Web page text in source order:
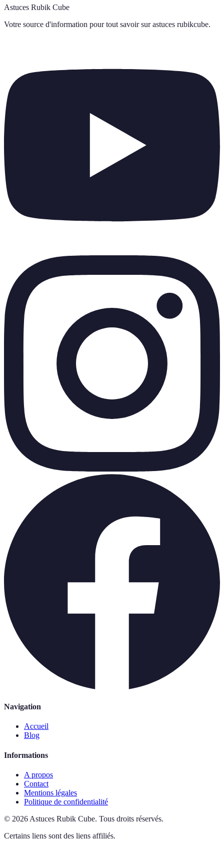
Astuces Rubik Cube
Votre source d'information pour tout savoir sur astuces rubikcube.
Navigation
Accueil
Blog
Informations
A propos
Contact
Mentions légales
Politique de confidentialité
© 2026 Astuces Rubik Cube. Tous droits réservés.
Certains liens sont des liens affiliés.